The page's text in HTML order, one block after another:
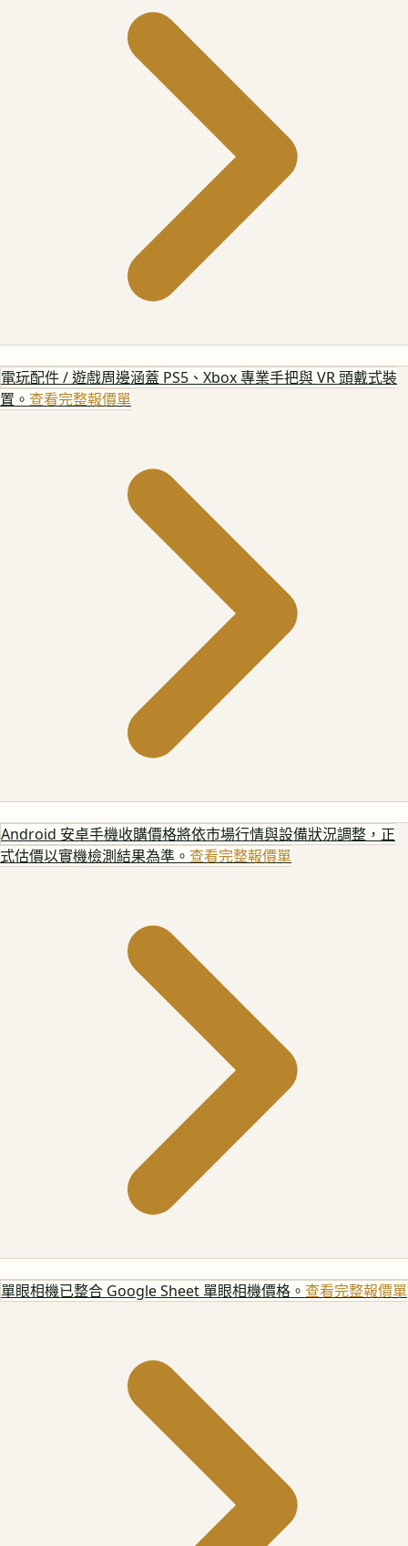
電玩配件 / 遊戲周邊涵蓋 PS5、Xbox 專業手把與 VR 頭戴式裝
置。 查看完整報價單
Android 安卓手機收購價格將依市場行情與設備狀況調整，正
式估價以實機檢測結果為準。 查看完整報價單
單眼相機已整合 Google Sheet 單眼相機價格。 查看完整報價單